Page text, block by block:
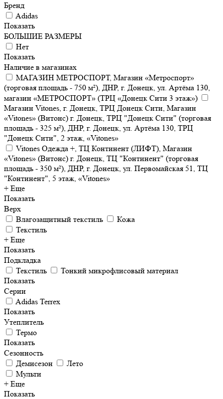
Бренд
Adidas
Показать
БОЛЬШИЕ РАЗМЕРЫ
Нет
Показать
Наличие в магазинах
МАГАЗИН МЕТРОСПОРТ, Магазин «Метроспорт»
(торговая площадь - 750 м²), ДНР, г. Донецк, ул. Артёма 130,
магазин «МЕТРОСПОРТ» (ТРЦ «Донецк Сити 3 этаж»)
Магазин Vitones, г. Донецк, ТРЦ Донецк Сити, Магазин
«Vitones» (Витонс) г. Донецк, ТРЦ "Донецк Сити" (торговая
площадь - 325 м²), ДНР, г. Донецк, ул. Артёма 130, ТРЦ
"Донецк Сити", 2 этаж, «Vitones»
Vitones Одежда +, ТЦ Континент (ЛИФТ), Магазин
«Vitones» (Витонс) г. Донецк, ТЦ "Континент" (торговая
площадь - 350 м²), ДНР, г. Донецк, ул. Первомайская 51, ТЦ
"Континент", 5 этаж, «Vitones»
+ Еще
Показать
Верх
Влагозащитный текстиль
Кожа
Текстиль
+ Еще
Показать
Подкладка
Текстиль
Тонкий микрофлисовый материал
Показать
Серии
Adidas Terrex
Показать
Утеплитель
Термо
Показать
Сезонность
Демисезон
Лето
Мульти
+ Еще
Показать